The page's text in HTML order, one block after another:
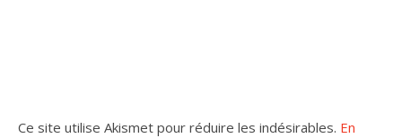
Ce site utilise Akismet pour réduire les indésirables. En